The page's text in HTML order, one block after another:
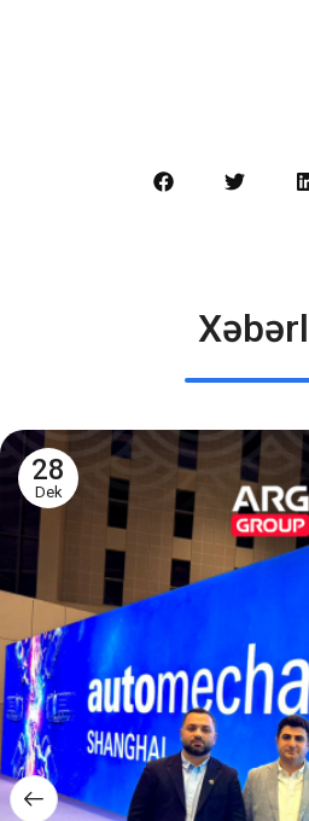
28
Dek